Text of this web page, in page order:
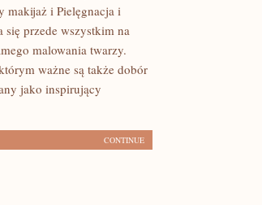
makijaż i Pielęgnacja i
się przede wszystkim na
malowania twarzy.
ważne są także dobór
jako inspirujący
CONTINUE